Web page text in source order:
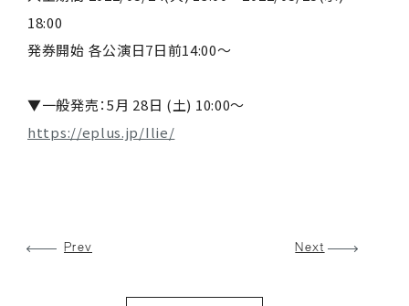
18:00
発券開始 各公演日7日前14:00〜
▼一般発売：5月 28日 (土) 10:00〜
https://eplus.jp/Ilie/
Next
Prev